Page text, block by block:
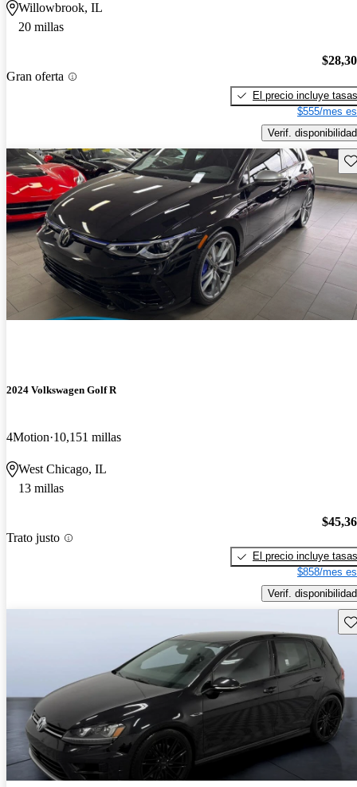
Willowbrook, IL
20 millas
Gran oferta
El precio incluye tasas
$555/mes
Verif. disponibilidad
2024 Volkswagen Golf R
4Motion 10,151 millas
West Chicago, IL
13 millas
Trato justo
El precio incluye tasas
$858/mes
Verif. disponibilidad